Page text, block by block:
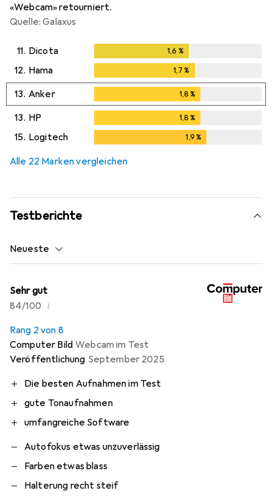
«Webcam» retourniert.
Quelle: Galaxus
11. Dicota 1,6 %
12. Hama 1,7%
13. Anker 1,8%
13. HP 1,8%
15. Logitech 1,9%
Alle 22 Marken vergleichen
Testberichte
Neueste
Sehr gut
84/100 i
Rang 2 von 8
Computer Bild Webcam im Test
Veröffentlichung September 2025
Die besten Aufnahmen im Test
gute Tonaufnahmen
umfangreiche Software
Autofokus etwas unzuverlässig
Farben etwas blass
Halterung recht steif